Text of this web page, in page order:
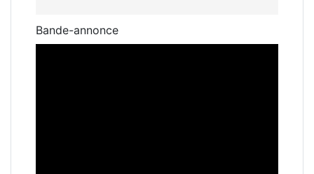
Bande-annonce